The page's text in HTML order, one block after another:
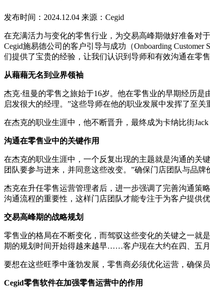
发布时间：2024.12.04 来源：Cegid
在充满活力与变化的零售行业，为交易高峰期做好准备对
Cegid施易德公司的客户引导与成功（Onboarding
们提供了宝贵的经验，让我们认识到导师和有效沟通在零售
从藉藉无名到业界领袖
杰克·纽曼的零售之旅始于16岁。他在零售业的早期经历
启发很大的经理。”这些导师在他的职业发展中发挥了至
在杰克的职业生涯中，他不断晋升，最终成为卡纳比街
沟通在零售业中的关键作用
在杰克的职业生涯中，一个反复出现的主题就是沟通的
团队要参与进来，并同意这些改变。”确保门店团队与品
杰克在升任零售运营管理者后，进一步强调了完善沟通策
沟通流程的重要性，这样门店团队才能专注于为客户提供优
交易高峰期的战略规划
零售业的格局在不断变化，而驾驭这些变化的关键之一就
期的规划时间开始得越来越早……客户现在大约在四、五
要想在这些旺季中蓬勃发展，零售商必须优化运营，确保
Cegid零售软件在加强零售运营中的作用